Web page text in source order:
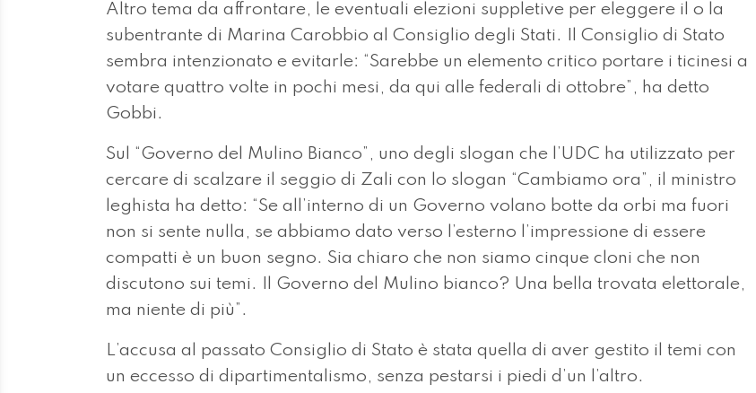
Altro tema da affrontare, le eventuali elezioni suppletive per eleggere il o la
subentrante di Marina Carobbio al Consiglio degli Stati. Il Consiglio di Stato
sembra intenzionato e evitarle: “Sarebbe un elemento critico portare i ticinesi a
votare quattro volte in pochi mesi, da qui alle federali di ottobre”, ha detto
Gobbi.
Sul “Governo del Mulino Bianco”, uno degli slogan che l’UDC ha utilizzato per
cercare di scalzare il seggio di Zali con lo slogan “Cambiamo ora”, il ministro
leghista ha detto: “Se all’interno di un Governo volano botte da orbi ma fuori
non si sente nulla, se abbiamo dato verso l’esterno l’impressione di essere
compatti è un buon segno. Sia chiaro che non siamo cinque cloni che non
discutono sui temi. Il Governo del Mulino bianco? Una bella trovata elettorale,
ma niente di più”.
L’accusa al passato Consiglio di Stato è stata quella di aver gestito il temi con
un eccesso di dipartimentalismo, senza pestarsi i piedi d’un l’altro.